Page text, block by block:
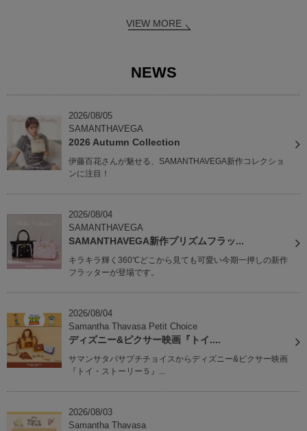
VIEW MORE
NEWS
2026/08/05
SAMANTHAVEGA
2026 Autumn Collection
伊藤百花さんが魅せる、SAMANTHAVEGA新作コレクショ
ンに注目！
2026/08/04
SAMANTHAVEGA
SAMANTHAVEGA新作プリズムフラッ...
キラキラ輝く360℃どこから見ても可愛い今期一押しの新作
フラッターが登場です。
2026/08/04
Samantha Thavasa Petit Choice
ディズニー&ピクサー映画『トイ....
サマンサタバサプチチョイスからディズニー&ピクサー映画
『トイ・ストーリー５』...
2026/08/03
Samantha Thavasa